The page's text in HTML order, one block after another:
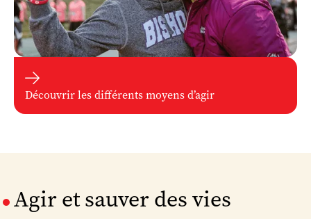

Découvrir les différents moyens d’agir
Agir et sauver des vies